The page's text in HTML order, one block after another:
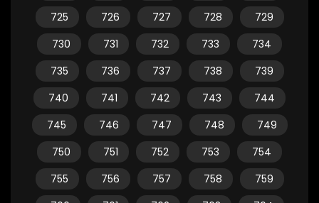
725
726 727 728
729
730
731 732 733
734
735
736 737 738
739
740
741 742 743
744
745
746 747 748
749
750
751 752 753
754
755
756 757 758
759